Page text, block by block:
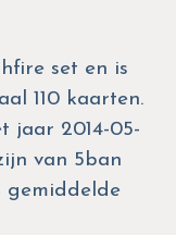
set en is
110 kaarten.
jaar 2014-05-
van 5ban
gemiddelde